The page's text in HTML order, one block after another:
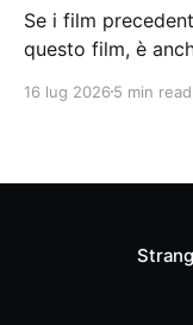
Se i film
questo film, è
16 lug 2026 5 min read